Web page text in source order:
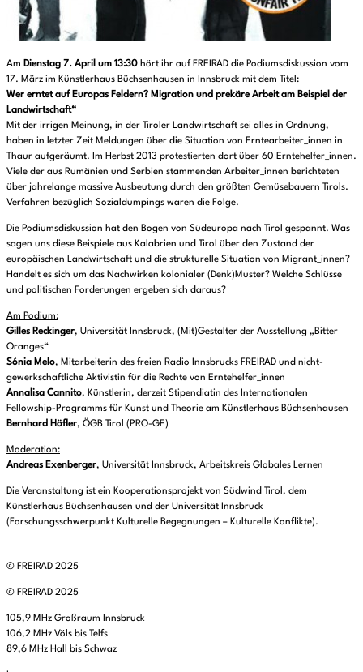
Am Dienstag 7. April um 13:30 hört ihr auf FREIRAD die Podiumsdiskussion vom
17. März im Künstlerhaus Büchsenhausen in Innsbruck mit dem Titel:
Wer erntet auf Europas Feldern? Migration und prekäre Arbeit am Beispiel der
Landwirtschaft“
Mit der irrigen Meinung, in der Tiroler Landwirtschaft sei alles in Ordnung,
haben in letzter Zeit Meldungen über die Situation von Erntearbeiter_innen in
Thaur aufgeräumt. Im Herbst 2013 protestierten dort über 60 Erntehelfer_innen.
Viele der aus Rumänien und Serbien stammenden Arbeiter_innen berichteten
über jahrelange massive Ausbeutung durch den größten Gemüsebauern Tirols.
Verfahren bezüglich Sozialdumpings waren die Folge.
Die Podiumsdiskussion hat den Bogen von Südeuropa nach Tirol gespannt. Was
sagen uns diese Beispiele aus Kalabrien und Tirol über den Zustand der
europäischen Landwirtschaft und die strukturelle Situation von Migrant_innen?
Handelt es sich um das Nachwirken kolonialer (Denk)Muster? Welche Schlüsse
und politischen Forderungen ergeben sich daraus?
Am Podium:
Gilles Reckinger, Universität Innsbruck, (Mit)Gestalter der Ausstellung „Bitter
Oranges“
Sónia Melo, Mitarbeiterin des freien Radio Innsbrucks FREIRAD und nicht-
gewerkschaftliche Aktivistin für die Rechte von Erntehelfer_innen
Annalisa Cannito, Künstlerin, derzeit Stipendiatin des Internationalen
Fellowship-Programms für Kunst und Theorie am Künstlerhaus Büchsenhausen
Bernhard Höfler, ÖGB Tirol (PRO-GE)
Moderation:
Andreas Exenberger, Universität Innsbruck, Arbeitskreis Globales Lernen
Die Veranstaltung ist ein Kooperationsprojekt von Südwind Tirol, dem
Künstlerhaus Büchsenhausen und der Universität Innsbruck
(Forschungsschwerpunkt Kulturelle Begegnungen – Kulturelle Konflikte).
© FREIRAD 2025
© FREIRAD 2025
105,9 MHz Großraum Innsbruck
106,2 MHz Völs bis Telfs
89,6 MHz Hall bis Schwaz